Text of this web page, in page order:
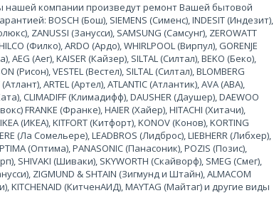
нашей компании произведут ремонт Вашей бытовой
BOSCH (Бош), SIEMENS (Сименс), INDESIT (Индезит),
ZANUSSI (Занусси), SAMSUNG (Самсунг), ZEROWATT
(Филко), ARDO (Ардо), WHIRLPOOL (Вирпул), GORENJE
AEG (Аег), KAISER (Кайзер), SILTAL (Силтал), BEKO (Беко),
(Рисон), VESTEL (Вестел), SILTAL (Силтал), BLOMBERG
ARTEL (Артел), ATLANTIC (Атлантик), AVA (АВА),
CLIMADIFF (Климадифф), DAUSHER (Даушер), DAEWOO
FRANKE (Франке), HAIER (Хайер), HITACHI (Хитачи),
(ИКЕА), KITFORT (Китфорт), KONOV (Конов), KORTING
(Ла Сомельере), LEADBROS (Лидброс), LIEBHERR (Либхер),
(Оптима), PANASONIC (Панасоник), POZIS (Позис),
SHIVAKI (Шиваки), SKYWORTH (Скайворф), SMEG (Смег),
ZIGMUND & SHTAIN (Зигмунд и Штайн), ALMACOM
(КитченАИД), MAYTAG (Майтаг) и другие виды